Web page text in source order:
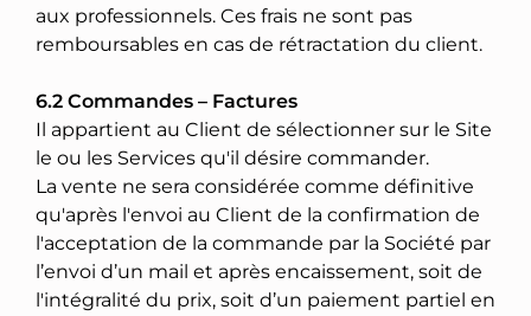
aux professionnels. Ces frais ne sont pas
remboursables en cas de rétractation du client.
6.2 Commandes – Factures
Il appartient au Client de sélectionner sur le Site
le ou les Services qu'il désire commander.
La vente ne sera considérée comme définitive
qu'après l'envoi au Client de la confirmation de
l'acceptation de la commande par la Société par
l’envoi d’un mail et après encaissement, soit de
l'intégralité du prix, soit d’un paiement partiel en